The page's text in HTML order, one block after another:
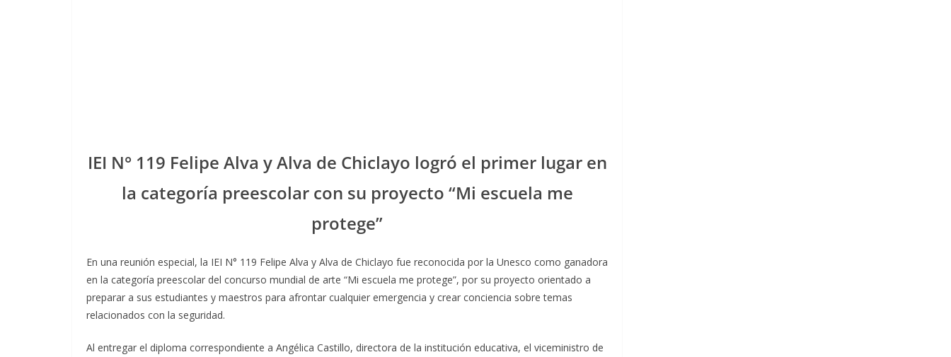
IEI N° 119 Felipe Alva y Alva de Chiclayo logró el primer lugar en
la categoría preescolar con su proyecto “Mi escuela me
protege”
En una reunión especial, la IEI N° 119 Felipe Alva y Alva de Chiclayo fue reconocida por la Unesco como ganadora
en la categoría preescolar del concurso mundial de arte “Mi escuela me protege”, por su proyecto orientado a
preparar a sus estudiantes y maestros para afrontar cualquier emergencia y crear conciencia sobre temas
relacionados con la seguridad.
Al entregar el diploma correspondiente a Angélica Castillo, directora de la institución educativa, el viceministro de